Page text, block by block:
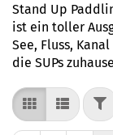
Stand Up
ist ein toller
See, Fluss,
die SUPs